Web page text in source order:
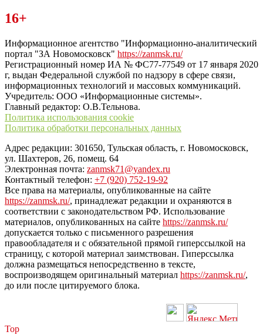
Читайте последние новости дня в Тульской области на сайте
“ЗаНовомосковск”
16+
Информационное агентство "Информационно-аналитический
портал "ЗА Новомосковск" https://zanmsk.ru/
Регистрационный номер ИА № ФС77-77549 от 17 января 2020
г, выдан Федеральной службой по надзору в сфере связи,
информационных технологий и массовых коммуникаций.
Учредитель: ООО «Информационные системы».
Главный редактор: О.В.Тельнова.
Политика использования cookie
Политика обработки персональных данных
Адрес редакции: 301650, Тульская область, г. Новомосковск,
ул. Шахтеров, 26, помещ. 64
Электронная почта: zanmsk71@yandex.ru
Контактный телефон: +7 (920) 752-19-92
Все права на материалы, опубликованные на сайте
https://zanmsk.ru/, принадлежат редакции и охраняются в
соответствии с законодательством РФ. Использование
материалов, опубликованных на сайте https://zanmsk.ru/
допускается только с письменного разрешения
правообладателя и с обязательной прямой гиперссылкой на
страницу, с которой материал заимствован. Гиперссылка
должна размещаться непосредственно в тексте,
воспроизводящем оригинальный материал https://zanmsk.ru/,
до или после цитируемого блока.
Top